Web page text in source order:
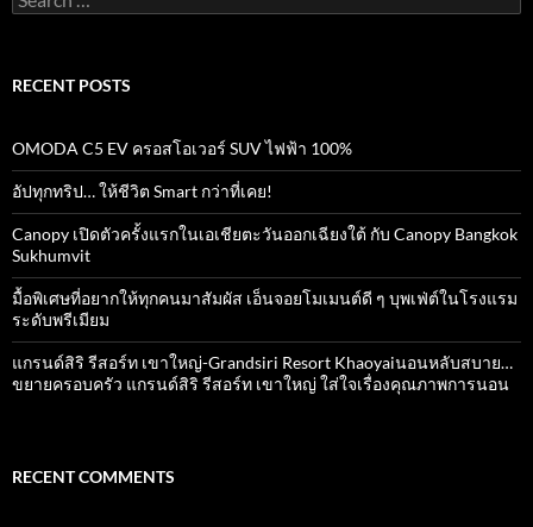
for:
RECENT POSTS
OMODA C5 EV ครอสโอเวอร์ SUV ไฟฟ้า 100%
อัปทุกทริป… ให้ชีวิต Smart กว่าที่เคย!
Canopy เปิดตัวครั้งแรกในเอเชียตะวันออกเฉียงใต้ กับ Canopy Bangkok
Sukhumvit
มื้อพิเศษที่อยากให้ทุกคนมาสัมผัส เอ็นจอยโมเมนต์ดี ๆ บุพเฟ่ต์ในโรงแรม
ระดับพรีเมียม
แกรนด์สิริ​ รีสอร์ท​ เขาใหญ่​-Grandsiri​ Resort​ Khaoyaiนอนหลับสบาย…
ขยายครอบครัว แกรนด์สิริ รีสอร์ท เขาใหญ่ ใส่ใจเรื่องคุณภาพการนอน
RECENT COMMENTS